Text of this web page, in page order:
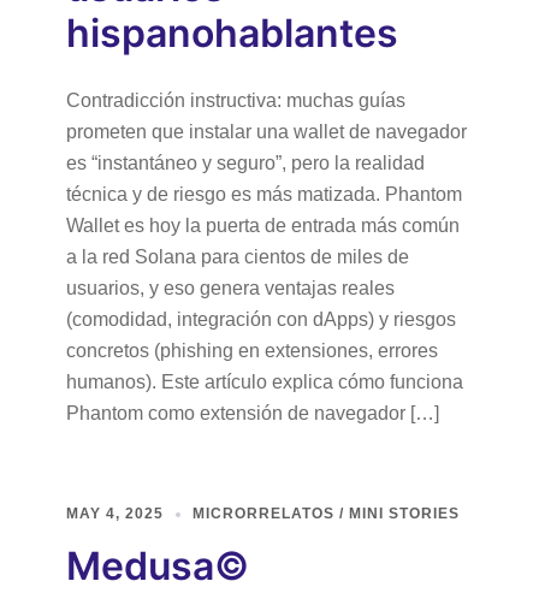
hispanohablantes
Contradicción instructiva: muchas guías
prometen que instalar una wallet de navegador
es “instantáneo y seguro”, pero la realidad
técnica y de riesgo es más matizada. Phantom
Wallet es hoy la puerta de entrada más común
a la red Solana para cientos de miles de
usuarios, y eso genera ventajas reales
(comodidad, integración con dApps) y riesgos
concretos (phishing en extensiones, errores
humanos). Este artículo explica cómo funciona
Phantom como extensión de navegador […]
MAY 4, 2025 MICRORRELATOS / MINI STORIES
Medusa©